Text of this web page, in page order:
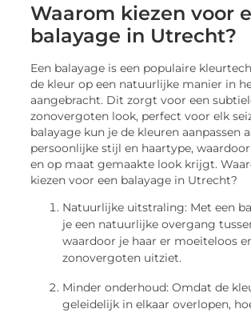
Waarom kiezen voor
balayage in Utrecht?
Een balayage is een populaire
de kleur op een natuurlijke manier in
aangebracht. Dit zorgt voor een
zonovergoten look, perfect voor elk
balayage kun je de kleuren aanpassen
persoonlijke stijl en haartype,
en op maat gemaakte look krijgt.
kiezen voor een balayage in Utrecht?
Natuurlijke uitstraling: Met een
je een natuurlijke overgang
waardoor je haar er moeiteloos
zonovergoten uitziet.
Minder onderhoud: Omdat de
geleidelijk in elkaar overlopen,